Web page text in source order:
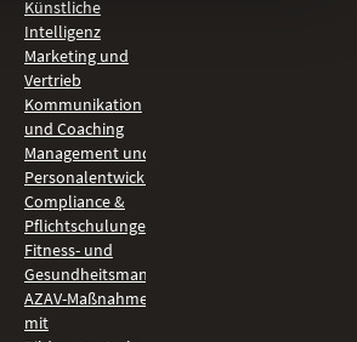
Künstliche
Intelligenz
Marketing und
Vertrieb
Kommunikation
und Coaching
Management und
Personalentwicklung
Compliance &
Pflichtschulungen
Fitness- und
Gesundheitsmanagement
AZAV-Maßnahmen
mit